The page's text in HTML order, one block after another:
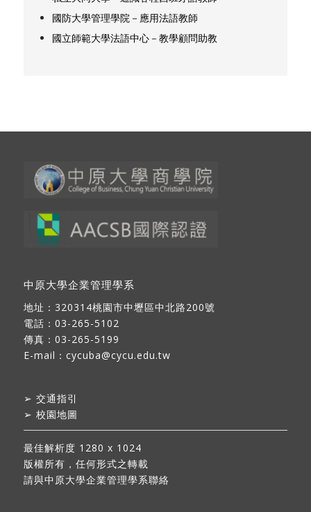
國防大學管理學院－應用法語教師
國立師範大學法語中心－教學顧問助教
中原大學企業管理學系
地址： 320314桃園市中壢區中北路200號
電話：03-265-5102
傳真：03-265-5199
E-mail： cycuba@cycu.edu.tw
➢ 交通指引
➢ 校園地圖
最佳解析度 1280 x 1024
版權所有，任何形式之轉載
請與中原大學企業管理學系聯絡